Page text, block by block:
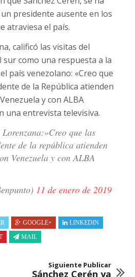
presidente ausente en los
atraviesa el país.
calificó las visitas del
como una respuesta a la
país venezolano: «Creo que
de la República atienden
y con ALBA
una entrevista televisiva.
que las
de la república atienden
Venezuela y con ALBA
11 de enero de 2019
GOOGLE+
LINKEDIN
MAIL
Siguiente Publicar
Sánchez Cerén ya